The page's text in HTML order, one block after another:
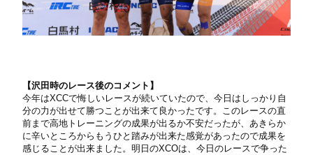
【沢田時のレース後のコメント】
今年はXCCで悔しいレースが続いていたので、今日はしっかり自
分の力が出せて勝つことが出来て良かったです。このレースの直
前まで高地トレーニングの成果が出るか不安だったが、あきらか
に辛いところからもうひと踏みが出来た感覚があったので成果を
感じることが出来ました。明日のXCOは、今日のレースで争った